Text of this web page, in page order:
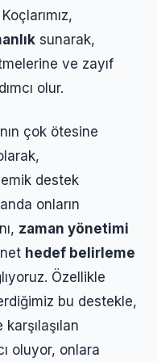
sunarak,
ve zayıf
olur.
çok ötesine
destek
onların
zaman yönetimi
hedef belirleme
Özellikle
bu destekle,
oluyor, onlara